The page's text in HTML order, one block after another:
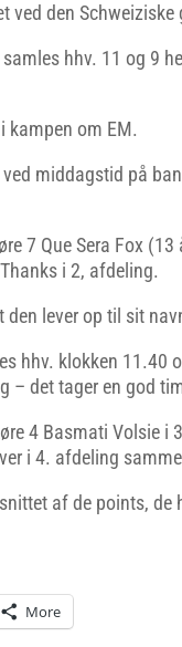
ved den Schweiziske
hhv. 11 og 9
kampen om EM.
middagstid på
7 Que Sera Fox
i 2, afdeling.
den lever op til sit
hhv. klokken 11.40
– det tager en god
4 Basmati Volsie i
i 4. afdeling
af de points, de
More